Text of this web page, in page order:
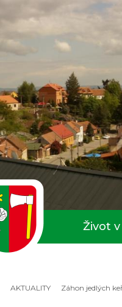
AKTUALITY
Život